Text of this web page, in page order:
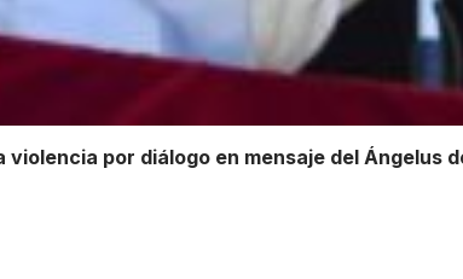
por diálogo en mensaje del Ángelus